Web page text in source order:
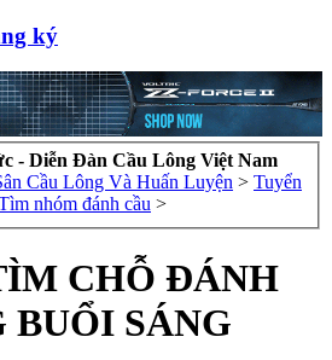
ký
- Diễn Đàn Cầu Lông Việt Nam
Cầu Lông Và Huấn Luyện > Tuyển
nhóm đánh cầu >
CHỖ ĐÁNH
BUỔI SÁNG